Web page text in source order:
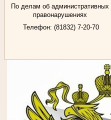
По делам об административных
правонарушениях
Телефон: (81832) 7-20-70